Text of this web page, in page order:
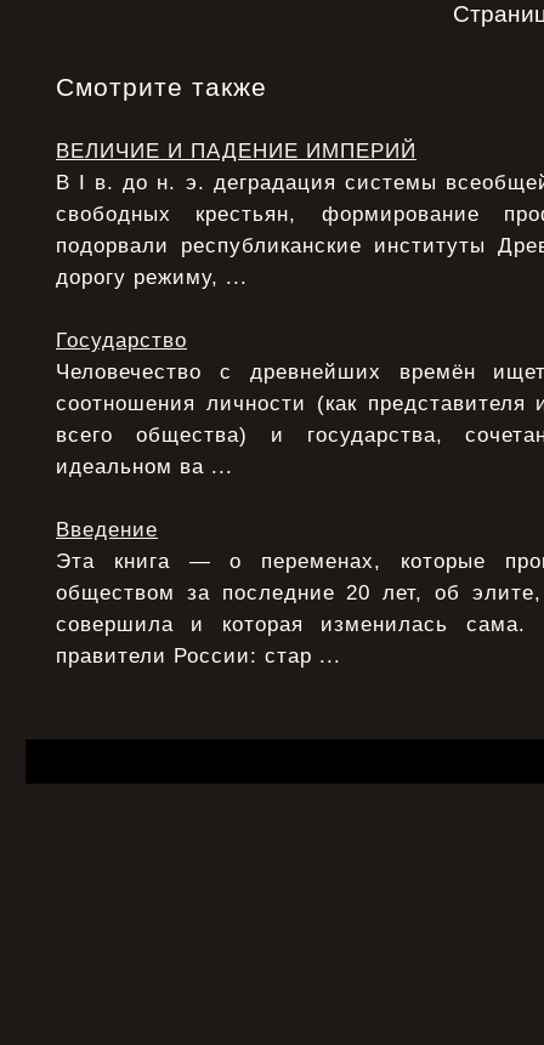
Смотрите также
ВЕЛИЧИЕ И ПАДЕНИЕ ИМПЕРИЙ
В I в. до н. э. деградация системы
свободных крестьян, формирование
подорвали республиканские институты
дорогу режиму, ...
Государство
Человечество с древнейших времён
соотношения личности (как представителя
всего общества) и государства,
идеальном ва ...
Введение
Эта книга — о переменах, которые
обществом за последние 20 лет, об
совершила и которая изменилась
правители России: стар ...